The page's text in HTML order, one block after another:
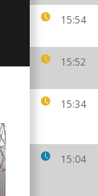
15:54
15:52
15:34
15:04